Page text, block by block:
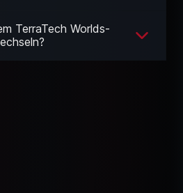
TerraTech Worlds-